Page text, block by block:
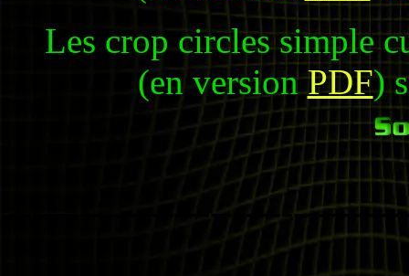
Les crop circles simple
(en versionPDF)